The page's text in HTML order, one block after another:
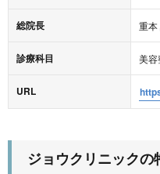
総院長 重本
診療科目 美容
URL
ジョウクリニックの